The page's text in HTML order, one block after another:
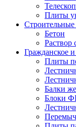
Плиты
Бетон
Раствор
Гражданское
Плиты
Балки
Блоки